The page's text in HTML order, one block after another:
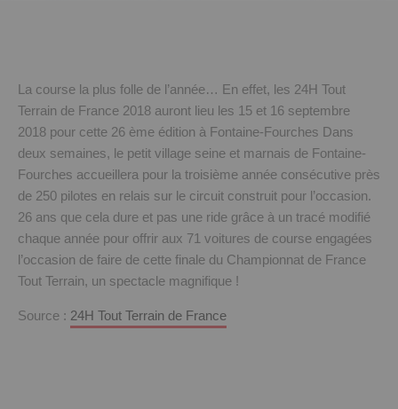
La course la plus folle de l’année… En effet, les 24H Tout
Terrain de France 2018 auront lieu les 15 et 16 septembre
2018 pour cette 26 ème édition à Fontaine-Fourches Dans
deux semaines, le petit village seine et marnais de Fontaine-
Fourches accueillera pour la troisième année consécutive près
de 250 pilotes en relais sur le circuit construit pour l’occasion.
26 ans que cela dure et pas une ride grâce à un tracé modifié
chaque année pour offrir aux 71 voitures de course engagées
l’occasion de faire de cette finale du Championnat de France
Tout Terrain, un spectacle magnifique !
Source : 24H Tout Terrain de France